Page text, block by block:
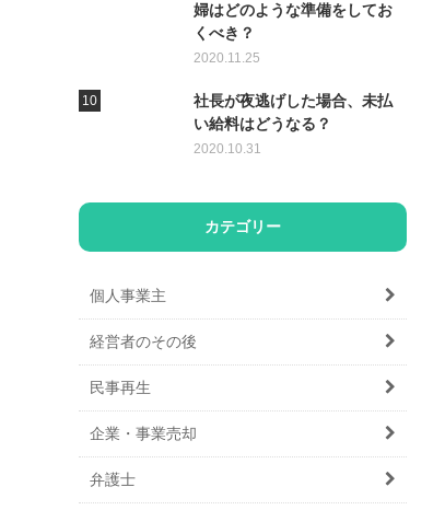
婦はどのような準備をしてお
くべき？
2020.11.25
社長が夜逃げした場合、未払
い給料はどうなる？
2020.10.31
カテゴリー
個人事業主
経営者のその後
民事再生
企業・事業売却
弁護士